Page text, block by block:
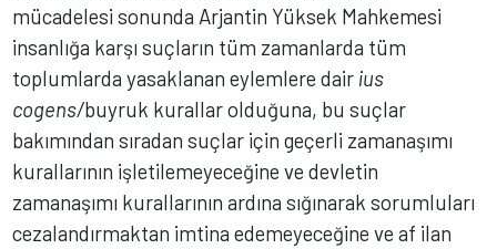
mücadelesi sonunda Arjantin Yüksek Mahkemesi
insanlığa karşı suçların tüm zamanlarda tüm
toplumlarda yasaklanan eylemlere dair ius
cogens/buyruk kurallar olduğuna, bu suçlar
bakımından sıradan suçlar için geçerli zamanaşımı
kurallarının işletilemeyeceğine ve devletin
zamanaşımı kurallarının ardına sığınarak sorumluları
cezalandırmaktan imtina edemeyeceğine ve af ilan